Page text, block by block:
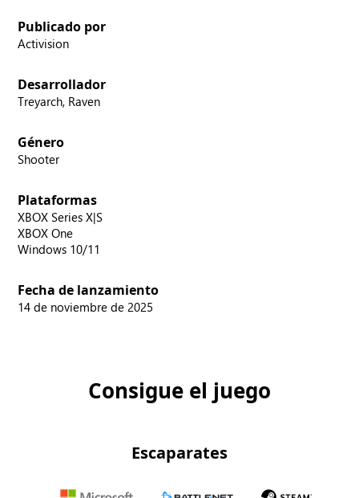
Publicado por
Activision
Desarrollador
Treyarch, Raven
Género
Shooter
Plataformas
XBOX Series X|S
XBOX One
Windows 10/11
Fecha de lanzamiento
14 de noviembre de 2025
Consigue el juego
Escaparates